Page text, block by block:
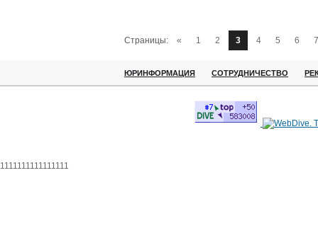
Страницы: « 1 2 3 4 5 6 7
ЮРИНФОРМАЦИЯ СОТРУДНИЧЕСТВО
1111111111111111